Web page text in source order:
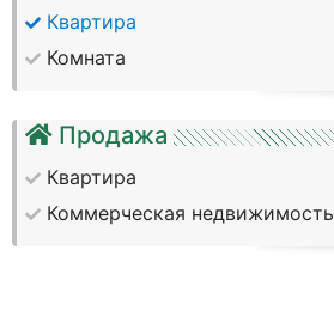
Квартира
Комната
Продажа
Квартира
Коммерческая недвижимость